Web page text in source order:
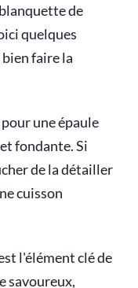
de
quelques
faire la
une épaule
fondante. Si
de la détailler
cuisson
l'élément clé de
savoureux,